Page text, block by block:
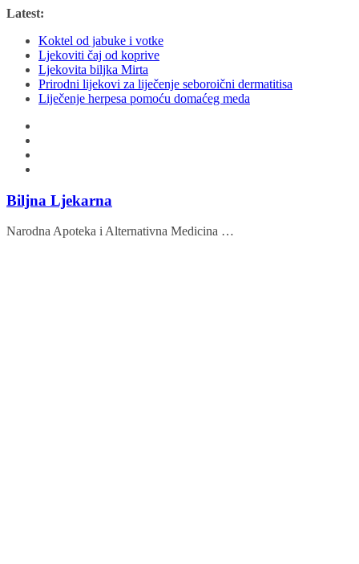
Skip
content
Latest:
Koktel od jabuke i votke
Ljekoviti čaj od koprive
Ljekovita biljka Mirta
Prirodni lijekovi za liječenje seboroični dermatitisa
Liječenje herpesa pomoću domaćeg meda
Biljna Ljekarna
Narodna Apoteka i Alternativna Medicina …